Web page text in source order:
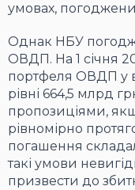
умовах,
Однак НБУ
ОВДП. На 1 січня
портфеля ОВДП у
рівні 664,5 млрд
пропозиціями,
рівномірно
погашення
такі умови
призвести до